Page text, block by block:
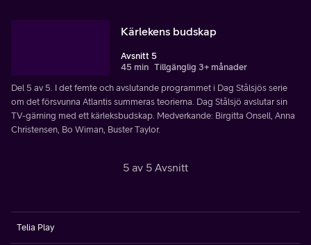
Kärlekens budskap
Avsnitt 5
45 min Tillgänglig 3+ månader
Del 5 av 5. I det femte och avslutande programmet i Dag Stålsjös serie
om det försvunna Atlantis summeras teorierna. Dag Stålsjö avslutar sin
TV-gärning med ett kärleksbudskap. Medverkande: Birgitta Onsell, Anna
Christensen, Bo Wiman, Buster Taylor.
5 av 5 Avsnitt
Telia Play